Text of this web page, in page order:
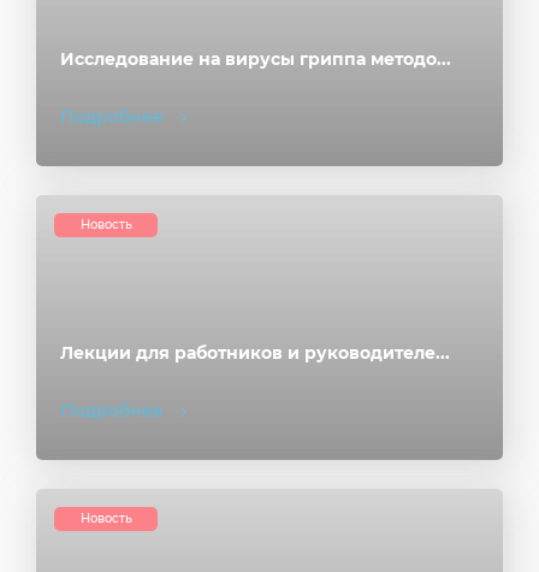
Исследование на вирусы гриппа методо...
Подробнее
Лекции для работников и руководителе...
Подробнее
Новость
Новость